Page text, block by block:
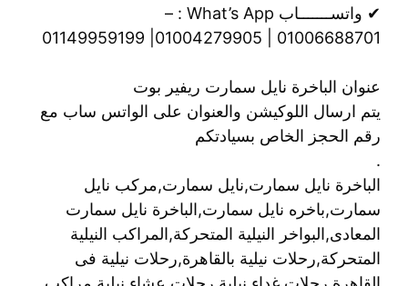
✔ واتســـــــاب What’s App : –
01006688701 | 01004279905| 01149959199
عنوان الباخرة نايل سمارت ريفير بوت
يتم ارسال اللوكيشن والعنوان على الواتس ساب مع
رقم الحجز الخاص بسيادتكم
.
الباخرة نايل سمارت,نايل سمارت,مركب نايل
سمارت,باخره نايل سمارت,الباخرة نايل سمارت
المعادى,البواخر النيلية المتحركة,المراكب النيلية
المتحركة,رحلات نيلية بالقاهرة,رحلات نيلية فى